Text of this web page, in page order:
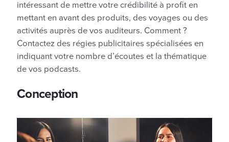
intéressant de mettre votre crédibilité à profit en
mettant en avant des produits, des voyages ou des
activités auprès de vos auditeurs. Comment ?
Contactez des régies publicitaires spécialisées en
indiquant votre nombre d’écoutes et la thématique
de vos podcasts.
Conception